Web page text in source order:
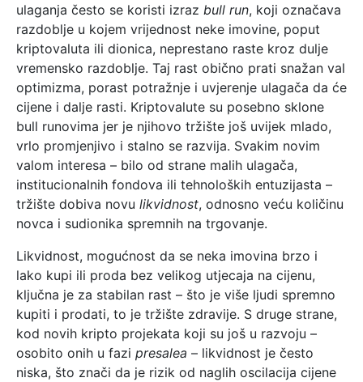
ulaganja često se koristi izraz bull run, koji označava
razdoblje u kojem vrijednost neke imovine, poput
kriptovaluta ili dionica, neprestano raste kroz dulje
vremensko razdoblje. Taj rast obično prati snažan val
optimizma, porast potražnje i uvjerenje ulagača da će
cijene i dalje rasti. Kriptovalute su posebno sklone
bull runovima jer je njihovo tržište još uvijek mlado,
vrlo promjenjivo i stalno se razvija. Svakim novim
valom interesa – bilo od strane malih ulagača,
institucionalnih fondova ili tehnoloških entuzijasta –
tržište dobiva novu likvidnost, odnosno veću količinu
novca i sudionika spremnih na trgovanje.
Likvidnost, mogućnost da se neka imovina brzo i
lako kupi ili proda bez velikog utjecaja na cijenu,
ključna je za stabilan rast – što je više ljudi spremno
kupiti i prodati, to je tržište zdravije. S druge strane,
kod novih kripto projekata koji su još u razvoju –
osobito onih u fazi presalea – likvidnost je često
niska, što znači da je rizik od naglih oscilacija cijene